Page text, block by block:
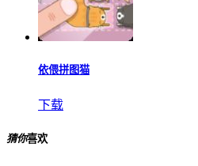
依偎拼图猫
下载
猜你喜欢